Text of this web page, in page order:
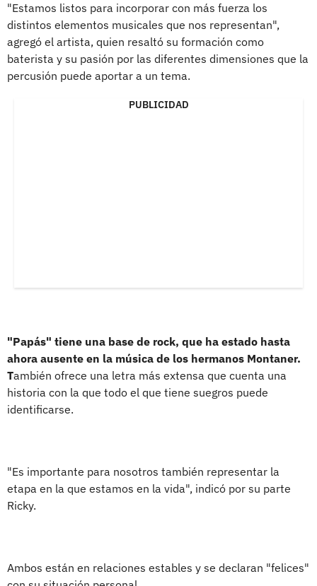
"Estamos listos para incorporar con más fuerza los
distintos elementos musicales que nos representan",
agregó el artista, quien resaltó su formación como
baterista y su pasión por las diferentes dimensiones que la
percusión puede aportar a un tema.
PUBLICIDAD
"Papás" tiene una base de rock, que ha estado hasta
ahora ausente en la música de los hermanos Montaner.
También ofrece una letra más extensa que cuenta una
historia con la que todo el que tiene suegros puede
identificarse.
"Es importante para nosotros también representar la
etapa en la que estamos en la vida", indicó por su parte
Ricky.
Ambos están en relaciones estables y se declaran "felices"